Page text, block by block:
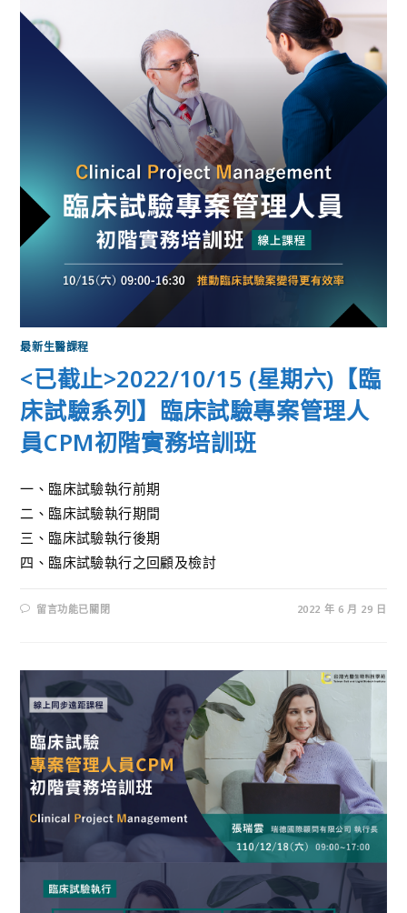
最新生醫課程
<已截止>2022/10/15 (星期六)【臨
床試驗系列】臨床試驗專案管理人
員CPM初階實務培訓班
一、臨床試驗執行前期
二、臨床試驗執行期間
三、臨床試驗執行後期
四、臨床試驗執行之回顧及檢討
留言功能已關閉 2022 年 6 月 29 日